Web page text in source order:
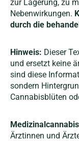
zur Lagerung, zu
Nebenwirkungen.
durch die
Hinweis: Dieser
und ersetzt keine
sind diese
sondern
Cannabisblüten
Ärztinnen und